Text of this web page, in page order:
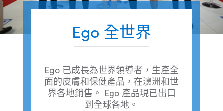
Ego 全世界
Ego 已成長為世界領導者，生產全
面的皮膚和保健產品，在澳洲和世
界各地銷售。 Ego 產品現已出口
到全球各地。